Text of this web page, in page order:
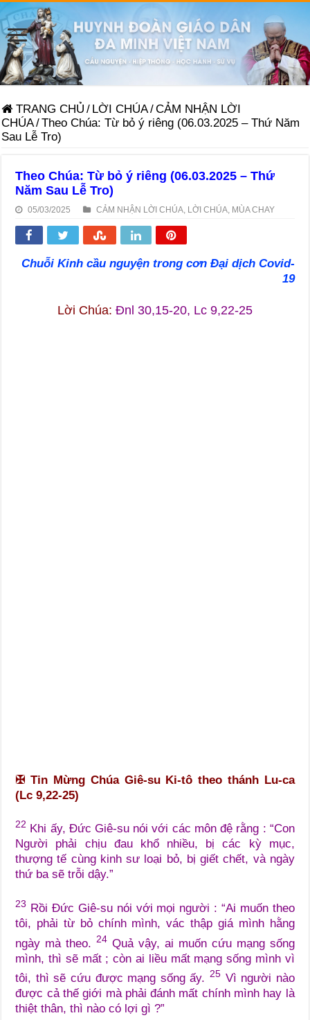
TRANG CHỦ / LỜI CHÚA/CẢM NHẬN LỜI
CHÚA/Theo Chúa: Từ bỏ ý riêng (06.03.2025 – Thứ Năm
Sau Lễ Tro)
Theo Chúa: Từ bỏ ý riêng (06.03.2025 – Thứ
Năm Sau Lễ Tro)
05/03/2025 CẢM NHẬN LỜI CHÚA LỜI CHÚA MÙA CHAY
Chuỗi Kinh cầu nguyện trong cơn Đại dịch Covid-
19
Lời Chúa: Đnl 30,15-20, Lc 9,22-25
✠Tin Mừng Chúa Giê-su Ki-tô theo thánh Lu-ca
(Lc 9,22-25)
22 Khi ấy, Đức Giê-su nói với các môn đệ rằng : “Con
Người phải chịu đau khổ nhiều, bị các kỳ mục,
thượng tế cùng kinh sư loại bỏ, bị giết chết, và ngày
thứ ba sẽ trỗi dậy.”
23 Rồi Đức Giê-su nói với mọi người : “Ai muốn theo
tôi, phải từ bỏ chính mình, vác thập giá mình hằng
ngày mà theo.24 Quả vậy, ai muốn cứu mạng sống
mình, thì sẽ mất ; còn ai liều mất mạng sống mình vì
tôi, thì sẽ cứu được mạng sống ấy. 25Vì người nào
được cả thế giới mà phải đánh mất chính mình hay là
thiệt thân, thì nào có lợi gì ?”